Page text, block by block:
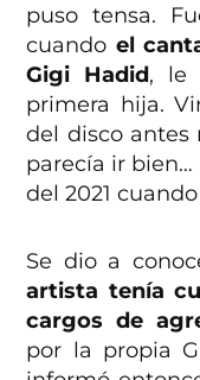
puso tensa.
cuando el
Gigi Hadid, le
primera hija.
del disco antes
parecía ir
del 2021
Se dio a
artista tenía
cargos de
por la propia